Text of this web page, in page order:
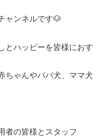
ャンネルです🐶
とハッピーを皆様におす
ちゃんやパパ犬、ママ犬
者の皆様とスタッフ